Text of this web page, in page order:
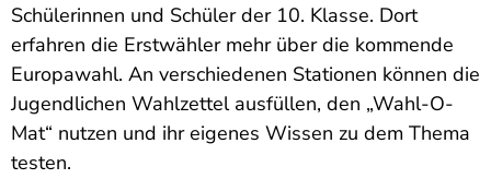
Schülerinnen und Schüler der 10. Klasse. Dort
erfahren die Erstwähler mehr über die kommende
Europawahl. An verschiedenen Stationen können die
Jugendlichen Wahlzettel ausfüllen, den „Wahl-O-
Mat“ nutzen und ihr eigenes Wissen zu dem Thema
testen.